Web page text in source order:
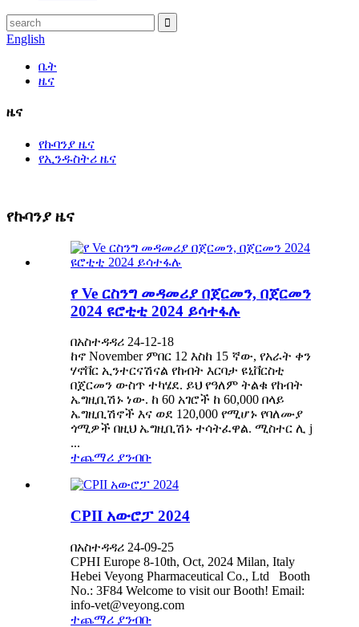
English
ቤት
ዜና
ዜና
የኩባንያ ዜና
የኢንዱስትሪ ዜና
የኩባንያ ዜና
የ Ve ርስንግ መዳመሪያ በጀርመን, በጀርመን
2024 ዩሮቲቲ 2024 ይሳተፋሉ
በአስተዳዳሪ 24-12-18
ከኖ November ምበር 12 እስከ 15 ኛው, የአራት ቀን
ሃኖቨር ኢንተርናሽናል የከብት እርባታ ዩኒቨርስቲ
በጀርመን ውስጥ ተካሄደ. ይህ የዓለም ትልቁ የከብት
ኤግዚቢሽኑ ነው. ከ 60 አገሮች ከ 60,000 በላይ
ኤግዚቢሽኖች እና ወደ 120,000 የሚሆኑ የባለሙያ
ጎሚዎች በዚህ ኤግዚቢሽኑ ተሳትፈዋል. ሚስተር ሊ j
...
ተጨማሪ ያንብቡ
CPII አውሮፓ 2024
በአስተዳዳሪ 24-09-25
CPHI Europe 8-10th, Oct, 2024 Milan, Italy
Hebei Veyong Pharmaceutical Co., Ltd Booth
No.: 3F84 Welcome to visit our Booth! Email:
info-vet@veyong.com
ተጨማሪ ያንብቡ